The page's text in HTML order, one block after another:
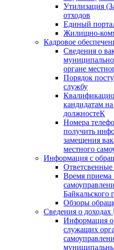
Утилизация
отходов
Единый
Жилищно-
Кадровое
Сведения о
органе
Порядок
службу
кандидатам
должностеК
Номера
получить
замещения
местного
Информация с
Ответсвенные
Время приема
Байкальского
Обзоры
Сведения о доходах
Информация
служащих